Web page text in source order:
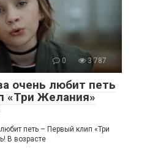
0 3 787
очень любит петь
«Три Желания»
петь – Первый клип «Три
В возрасте